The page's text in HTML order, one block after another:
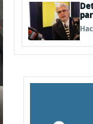
la